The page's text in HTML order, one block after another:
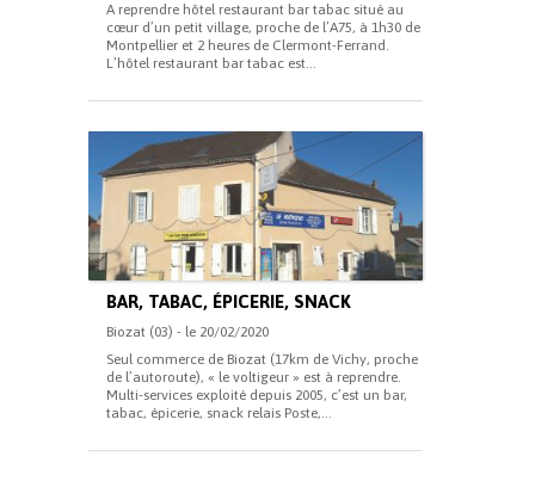
A reprendre hôtel restaurant bar tabac situé au
cœur d’un petit village, proche de l’A75, à 1h30 de
Montpellier et 2 heures de Clermont-Ferrand.
L’hôtel restaurant bar tabac est...
BAR, TABAC, ÉPICERIE, SNACK
Biozat (03) - le 20/02/2020
Seul commerce de Biozat (17km de Vichy, proche
de l’autoroute), « le voltigeur » est à reprendre.
Multi-services exploité depuis 2005, c’est un bar,
tabac, épicerie, snack relais Poste,...